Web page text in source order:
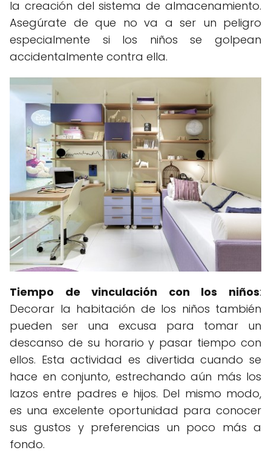
la creación del sistema de almacenamiento.
Asegúrate de que no va a ser un peligro
especialmente si los niños se golpean
accidentalmente contra ella.
Tiempo de vinculación con los niños:
Decorar la habitación de los niños también
pueden ser una excusa para tomar un
descanso de su horario y pasar tiempo con
ellos. Esta actividad es divertida cuando se
hace en conjunto, estrechando aún más los
lazos entre padres e hijos. Del mismo modo,
es una excelente oportunidad para conocer
sus gustos y preferencias un poco más a
fondo.